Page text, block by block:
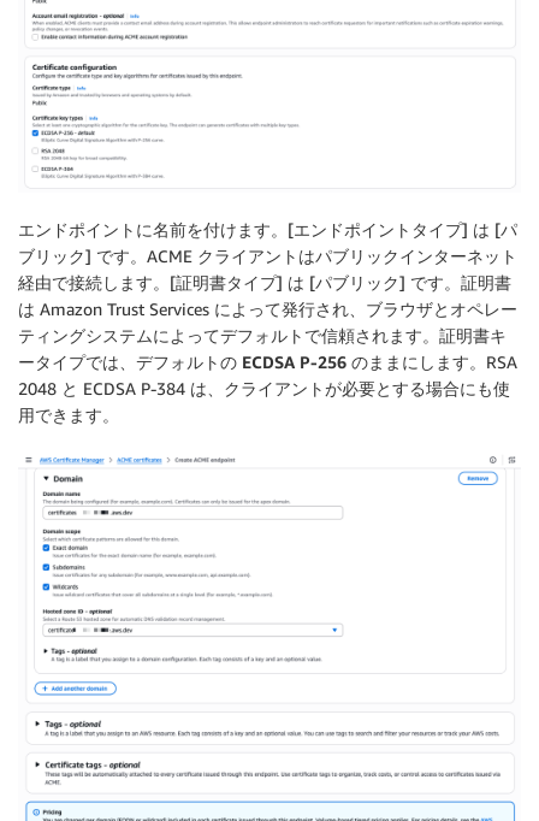
エンドポイントに名前を付けます。[エンドポイントタイプ] は [パ
ブリック] です。ACME クライアントはパブリックインターネット
経由で接続します。[証明書タイプ] は [パブリック] です。証明書
は Amazon Trust Services によって発行され、ブラウザとオペレー
ティングシステムによってデフォルトで信頼されます。証明書キ
ータイプでは、デフォルトの ECDSA P-256 のままにします。RSA
2048 と ECDSA P-384 は、クライアントが必要とする場合にも使
用できます。